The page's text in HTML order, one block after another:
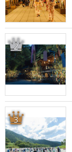
2
3